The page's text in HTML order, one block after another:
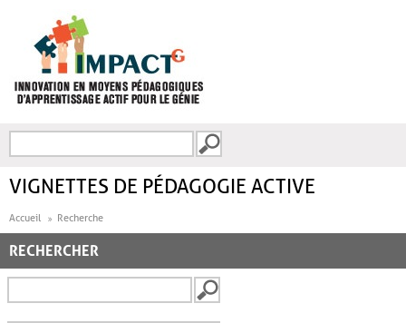
FORMULAIRE DE
VIGNETTES DE PÉDAGOGIE ACTIVE
Accueil Recherche
RECHERCHER